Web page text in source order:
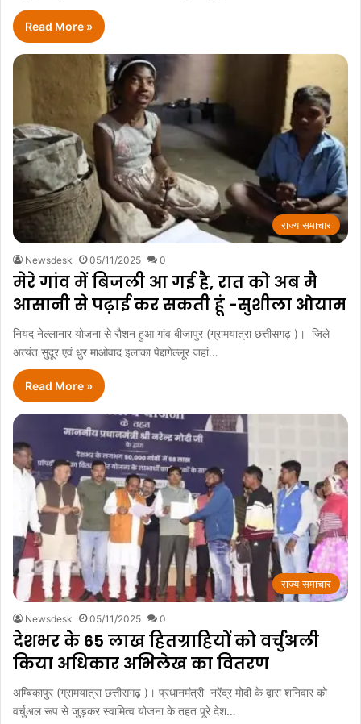
Read More »
राज्य समाचार
Newsdesk 05/11/2025 0
मेरे गांव में बिजली आ गई है, रात को अब मै
आसानी से पढ़ाई कर सकती हूं -सुशीला ओयाम
नियद नेल्लानार योजना से रौशन हुआ गांव बीजापुर (ग्रामयात्रा छत्तीसगढ़ )। जिले
अत्यंत सुदूर एवं धुर माओवाद इलाका पेद्दागेल्लूर जहां…
Read More »
राज्य समाचार
Newsdesk 05/11/2025 0
देशभर के 65 लाख हितग्राहियों को वर्चुअली
किया अधिकार अभिलेख का वितरण
अम्बिकापुर (ग्रामयात्रा छत्तीसगढ़ )। प्रधानमंत्री नरेंद्र मोदी के द्वारा शनिवार को
वर्चुअल रूप से जुड़कर स्वामित्व योजना के तहत पूरे देश…